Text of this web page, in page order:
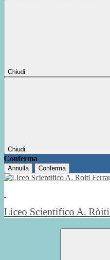
Chiudi
Chiudi
Conferma
Annulla Conferma
Liceo Scientifico A. Ròiti